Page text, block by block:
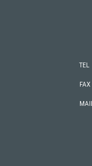
TEL
FAX
MAIL